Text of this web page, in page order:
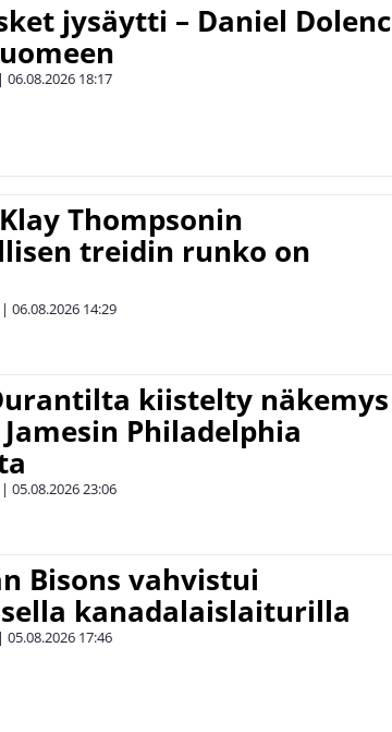
jysäytti – Daniel Dolenc
| 06.08.2026 18:17
Thompsonin
treidin runko on
| 06.08.2026 14:29
kiistelty näkemys
Philadelphia
| 05.08.202623:06
Bisons vahvistui
kanadalaislaiturilla
| 05.08.2026 17:46